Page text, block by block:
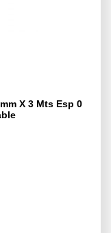
X 3 Mts Esp 0